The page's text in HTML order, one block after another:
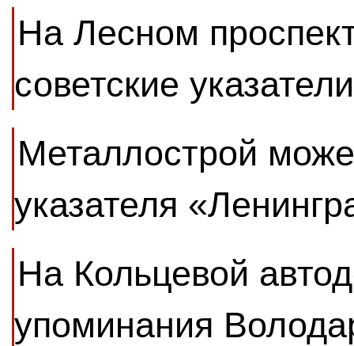
На Лесном
советские
Металлострой
указателя
На Кольцевой
упоминания